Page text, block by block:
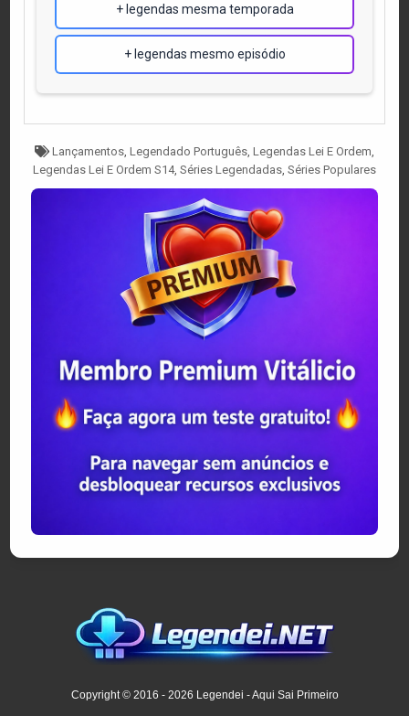
+ legendas mesma temporada
+ legendas mesmo episódio
Tagged
Lançamentos Legendado Português Legendas Lei E Ordem
Legendas Lei E Ordem S14, Séries Legendadas Séries Populares
Copyright © 2016 - 2026 Legendei - Aqui Sai Primeiro